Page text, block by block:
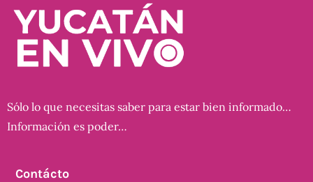
Sólo lo que necesitas saber para estar bien informado…
Información es poder…
Contácto